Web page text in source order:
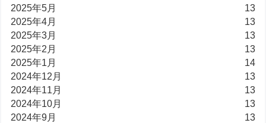
2025年5月
13
2025年4月
13
2025年3月
13
2025年2月
13
2025年1月
14
2024年12月
13
2024年11月
13
2024年10月
13
2024年9月
13